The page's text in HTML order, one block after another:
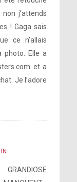
j’attends
! Gaga sais
ce n’allais
photo. Elle a
et a
Je l’adore